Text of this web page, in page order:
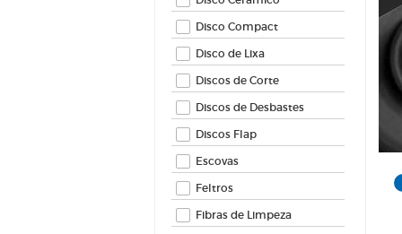
Feltros
Fibras
Folha
Lima
Limas
Limas
Lixa
Lixas
Disco Compact
Disco de Lixa
Discos de Corte
Discos de Desbastes
Discos Flap
Escovas
Feltros
Fibras de Limpeza